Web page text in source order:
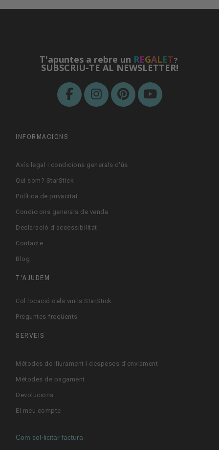
T'apuntes a rebre un REGALET?
SUBSCRIU-TE AL NEWSLETTER!
INFORMACIONS
Avís legal i condicions generals d'ús
Qui som? StarStick
Política de privacitat
Condicions generals de venda
Declaració d'accessibilitat
Contacte
Blog
T'AJUDEM
Col·locació dels vinils StarStick
Preguntes freqüents
SERVEIS
Mètodes de lliurament i despeses d'enviament
Mètodes de pagament
Devolucions
El meu compte
Com sol·licitar factura